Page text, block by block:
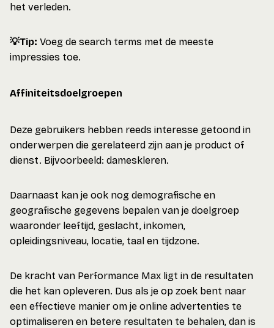
het verleden.
💡Tip: Voeg de search terms met de meeste
impressies toe.
Affiniteitsdoelgroepen
Deze gebruikers hebben reeds interesse getoond in
onderwerpen die gerelateerd zijn aan je product of
dienst. Bijvoorbeeld: dameskleren.
Daarnaast kan je ook nog demografische en
geografische gegevens bepalen van je doelgroep
waaronder leeftijd, geslacht, inkomen,
opleidingsniveau, locatie, taal en tijdzone.
De kracht van Performance Max ligt in de resultaten
die het kan opleveren. Dus als je op zoek bent naar
een effectieve manier om je online advertenties te
optimaliseren en betere resultaten te behalen, dan is